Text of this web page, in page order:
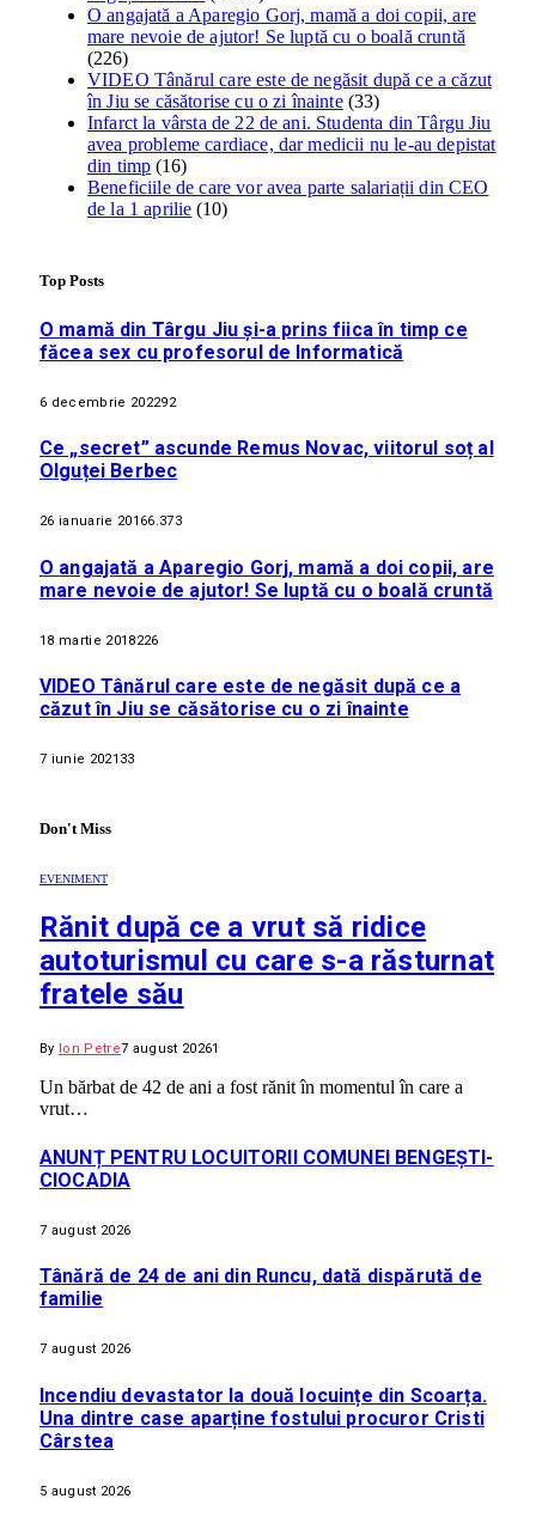
O angajată a Aparegio Gorj, mamă a doi copii, are
mare nevoie de ajutor! Se luptă cu o boală cruntă
(226)
VIDEO Tânărul care este de negăsit după ce a căzut
în Jiu se căsătorise cu o zi înainte (33)
Infarct la vârsta de 22 de ani. Studenta din Târgu Jiu
avea probleme cardiace, dar medicii nu le-au depistat
din timp (16)
Beneficiile de care vor avea parte salariații din CEO
de la 1 aprilie (10)
Top Posts
O mamă din Târgu Jiu și-a prins fiica în timp ce
făcea sex cu profesorul de Informatică
6 decembrie 202292
Ce „secret” ascunde Remus Novac, viitorul soț al
Olguței Berbec
26 ianuarie 20166.373
O angajată a Aparegio Gorj, mamă a doi copii, are
mare nevoie de ajutor! Se luptă cu o boală cruntă
18 martie 2018226
VIDEO Tânărul care este de negăsit după ce a
căzut în Jiu se căsătorise cu o zi înainte
7 iunie 2021 33
Don't Miss
EVENIMENT
Rănit după ce a vrut să ridice
autoturismul cu care s-a răsturnat
fratele său
By Ion Petre7 august 20261
Un bărbat de 42 de ani a fost rănit în momentul în care a
vrut…
ANUNȚ PENTRU LOCUITORII COMUNEI BENGEȘTI-
CIOCADIA
7 august 2026
Tânără de 24 de ani din Runcu, dată dispărută de
familie
7 august 2026
Incendiu devastator la două locuințe din Scoarța.
Una dintre case aparține fostului procuror Cristi
Cârstea
5 august 2026